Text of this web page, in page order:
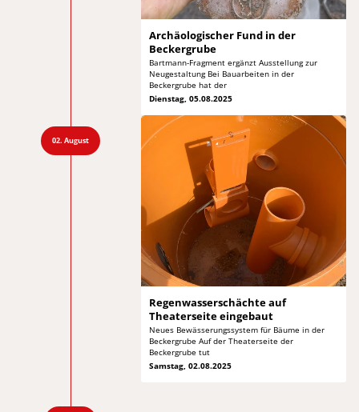
Archäologischer Fund in der
Beckergrube
Bartmann-Fragment ergänzt Ausstellung zur
Neugestaltung Bei Bauarbeiten in der
Beckergrube hat der
Dienstag, 05.08.2025
02. August
Regenwasserschächte auf
Theaterseite eingebaut
Neues Bewässerungssystem für Bäume in der
Beckergrube Auf der Theaterseite der
Beckergrube tut
Samstag, 02.08.2025